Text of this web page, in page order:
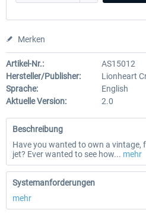
Merken
Artikel-Nr.:
AS15012
Hersteller/Publisher:
Lionheart
Sprache:
English
Aktuelle Version:
2.0
Beschreibung
Have you wanted to own a vintage,
jet? Ever wanted to see how... mehr
Systemanforderungen
mehr